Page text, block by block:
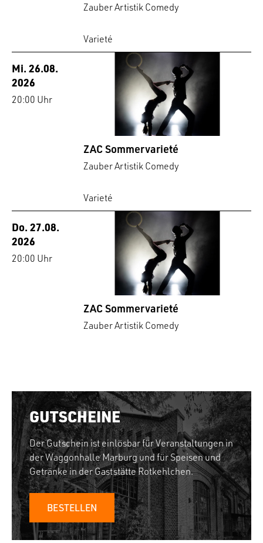
Zauber Artistik Comedy
Varieté
Mi. 26.08.
2026
20:00 Uhr
ZAC Sommervarieté
Zauber Artistik Comedy
Varieté
Do. 27.08.
2026
20:00 Uhr
ZAC Sommervarieté
Zauber Artistik Comedy
GUTSCHEINE
Der Gutschein ist einlösbar für Veranstaltungen in
der Waggonhalle Marburg und für Speisen und
Getränke in der Gaststätte Rotkehlchen.
BESTELLEN